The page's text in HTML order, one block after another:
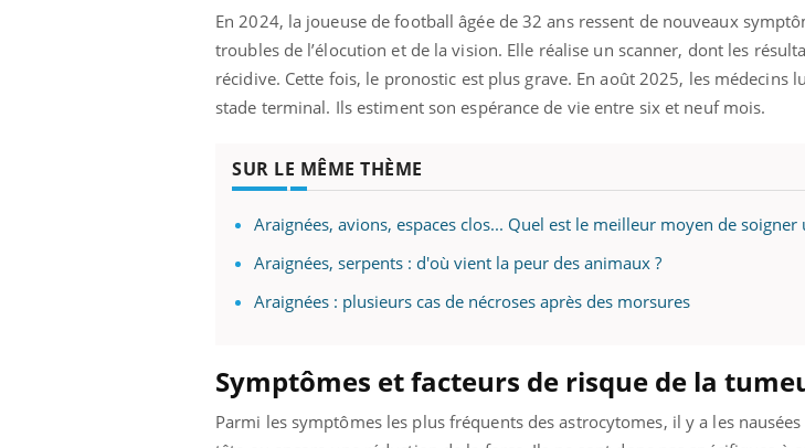
En 2024, la joueuse de football âgée de 32 ans ressent de nouveaux
troubles de l’élocution et de la vision. Elle réalise un scanner, dont les
récidive. Cette fois, le pronostic est plus grave. En août 2025, les médecins
stade terminal. Ils estiment son espérance de vie entre six et neuf mois.
SUR LE MÊME THÈME
Araignées, avions, espaces clos... Quel est le meilleur moyen de soigner
Araignées, serpents : d'où vient la peur des animaux ?
Araignées : plusieurs cas de nécroses après des morsures
Symptômes et facteurs de risque de la
Parmi les symptômes les plus fréquents des astrocytomes, il y a les